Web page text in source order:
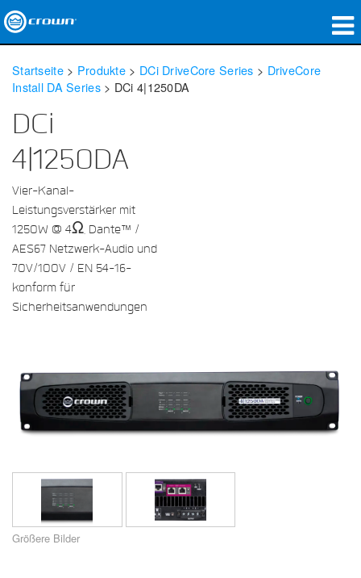
Anwendungen
Netzwerk-Audio
Wo zu kaufen
Fallstudien
Unsere Geschichte
Schulungen
Support
Startseite> Produkte > DCi DriveCore Series > DriveCore
Install DA Series> DCi 4|1250DA
DCi
4|1250DA
Vier-Kanal-
Leistungsverstärker mit
1250W @ 4Ω, Dante™ /
AES67 Netzwerk-Audio und
70V/100V / EN 54-16-
konform für
Sicherheitsanwendungen
Größere Bilder